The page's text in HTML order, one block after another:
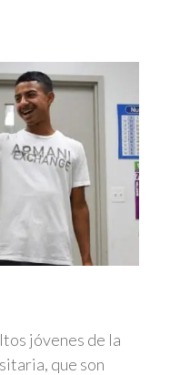
jóvenes de la
que son